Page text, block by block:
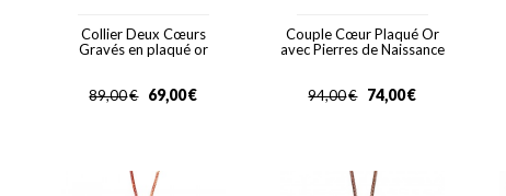
Collier Deux Cœurs
Gravés en plaqué or
€
89,00 €
69,00
Couple Cœur Plaqué Or
avec Pierres de Naissance
€
94,00 €
74,00